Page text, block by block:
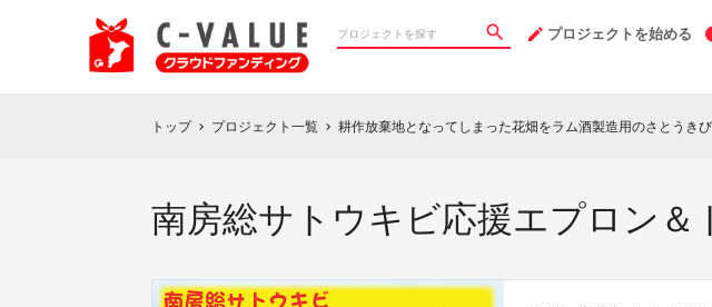
プロジェクトを始める
トップ chevron_right プロジェクト一覧 chevron_right 耕作放棄地となってしまった花畑をラム酒製造用のさとうき
南房総サトウキビ応援エプロン＆